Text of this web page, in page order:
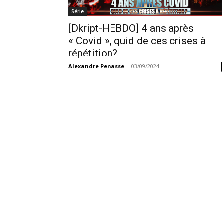
Série
[Dkript-HEBDO] 4 ans après
« Covid », quid de ces crises à
répétition?
Alexandre Penasse - 03/09/2024